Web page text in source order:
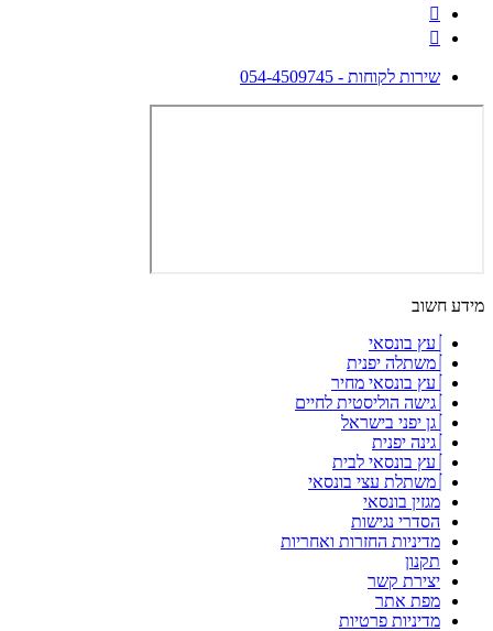
שירות לקוחות - 054-4509745
מידע חשוב
עץ בונסאי
משתלה יפנית
עץ בונסאי מחיר
גישה הוליסטית לחיים
גן יפני בישראל
גינה יפנית
עץ בונסאי לבית
משתלת עצי בונסאי
מגזין בונסאי
הסדרי נגישות
מדיניות החזרות ואחריות
תקנון
יצירת קשר
מפת אתר
מדיניות פרטיות